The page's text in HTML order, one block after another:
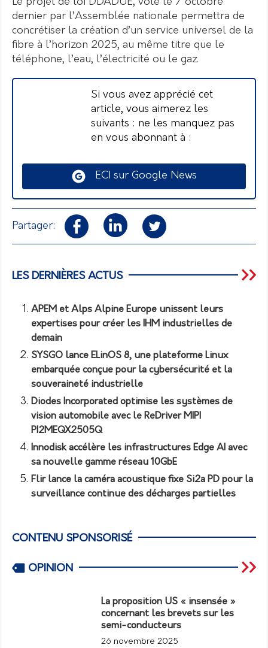
dernier par l’Assemblée nationale permettra de
concrétiser la création d’un service universel de la
fibre à l’horizon 2025, au même titre que le
téléphone, l’eau, l’électricité ou le gaz.
Si vous avez apprécié cet
article, vous aimerez les
suivants : ne les manquez pas
en vous abonnant à :
ECI sur Google News
Partager:
LES DERNIÈRES ACTUS
APEM et Alps Alpine Europe unissent leurs
expertises pour créer les IHM industrielles de
demain
SYSGO lance ELinOS 8, une plateforme Linux
embarquée conçue pour la cybersécurité et la
souveraineté industrielle
Diodes Incorporated optimise les systèmes de
vision automobile avec le ReDriver MIPI
PI2MEQX2505Q
Innodisk accélère les infrastructures Edge AI avec
sa nouvelle gamme réseau 10GbE
Flir lance la caméra acoustique fixe Si2a PD pour la
surveillance continue des décharges partielles
CONTENU SPONSORISÉ
OPINION
La proposition US « insensée »
concernant les brevets sur les
semi-conducteurs
26 novembre 2025